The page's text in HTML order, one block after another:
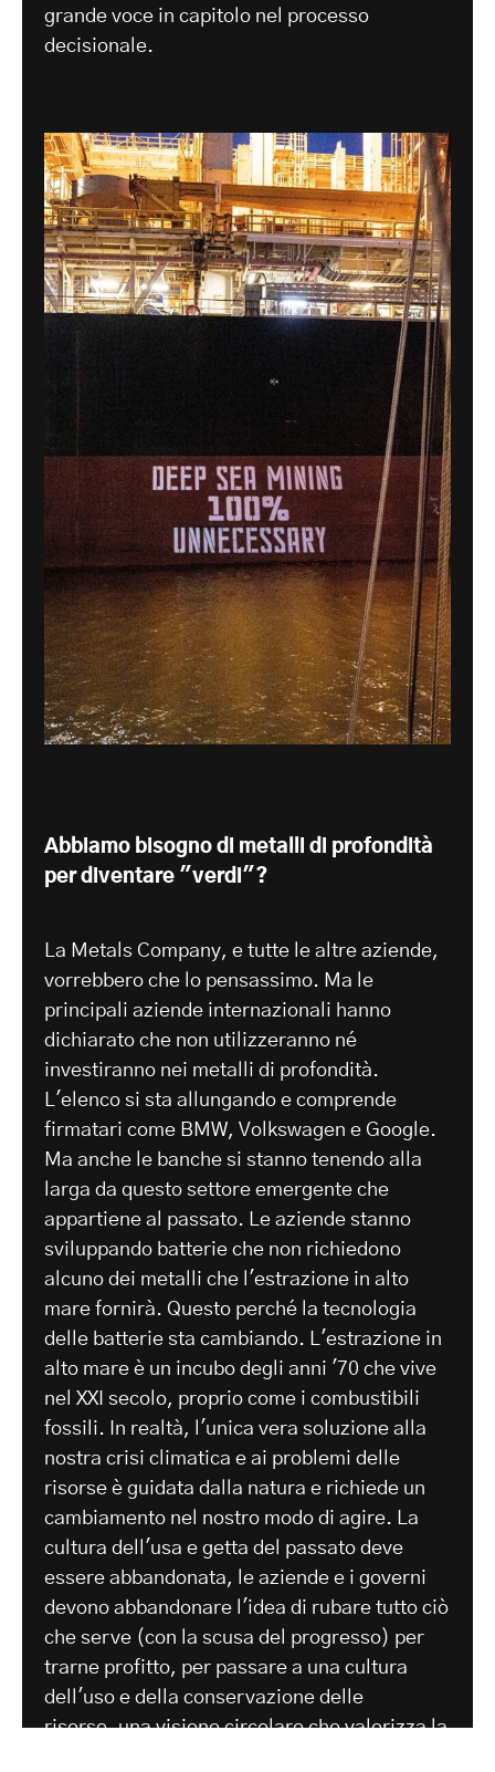
grande voce in capitolo nel processo
decisionale.
Abbiamo bisogno di metalli di profondità
per diventare "verdi"?
La Metals Company, e tutte le altre aziende,
vorrebbero che lo pensassimo. Ma le
principali aziende internazionali hanno
dichiarato che non utilizzeranno né
investiranno nei metalli di profondità.
L'elenco si sta allungando e comprende
firmatari come BMW, Volkswagen e Google.
Ma anche le banche si stanno tenendo alla
larga da questo settore emergente che
appartiene al passato. Le aziende stanno
sviluppando batterie che non richiedono
alcuno dei metalli che l'estrazione in alto
mare fornirà. Questo perché la tecnologia
delle batterie sta cambiando. L'estrazione in
alto mare è un incubo degli anni '70 che vive
nel XXI secolo, proprio come i combustibili
fossili. In realtà, l'unica vera soluzione alla
nostra crisi climatica e ai problemi delle
risorse è guidata dalla natura e richiede un
cambiamento nel nostro modo di agire. La
cultura dell'usa e getta del passato deve
essere abbandonata, le aziende e i governi
devono abbandonare l'idea di rubare tutto ciò
che serve (con la scusa del progresso) per
trarne profitto, per passare a una cultura
dell'uso e della conservazione delle
risorse.una visione circolare che valorizza la